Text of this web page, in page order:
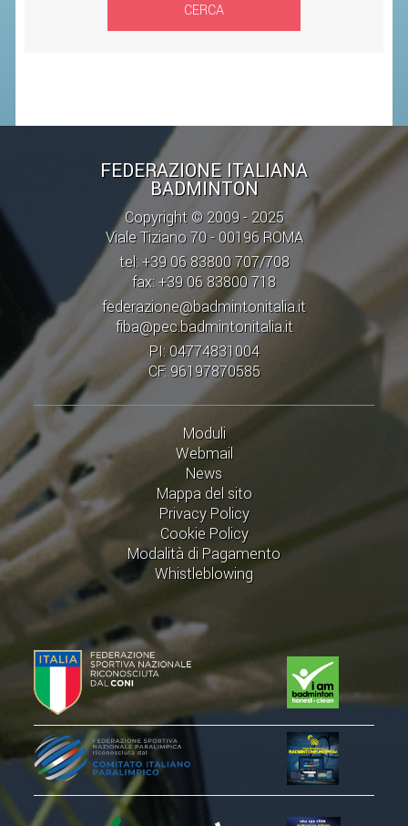
CERCA
FEDERAZIONE ITALIANA
BADMINTON
Copyright © 2009 - 2025
Viale Tiziano 70 - 00196 ROMA
tel: +39 06 83800 707/708
fax: +39 06 83800 718
federazione@badmintonitalia.it
fiba@pec.badmintonitalia.it
PI: 04774831004
CF: 96197870585
Moduli
Webmail
News
Mappa del sito
Privacy Policy
Cookie Policy
Modalità di Pagamento
Whistleblowing
SEGRETERIA FEDERALE
RESPONSABILITÀ SOCIALE
SAFEGUARDING
RICHIESTA PATROCINIO
GIUSTIZIA FEDERALE
REGOLAMENTI
PROVVEDIMENTI
ORGANI DI GIUSTIZIA FEDERALE
MAGLIA AZZURRA
STAFF TECNICO
CTF – PALABADMINTON
ATLETI D'INTERESSE NAZIONALE
SCHEDE ATLETI
VOLA CON NOI
CENTRI TECNICI TERRITORIALI
COMMISSIONE ATLETI
TESSERAMENTO
AFFILIAZIONE E TESSERAMENTO
QUOTE E TASSE